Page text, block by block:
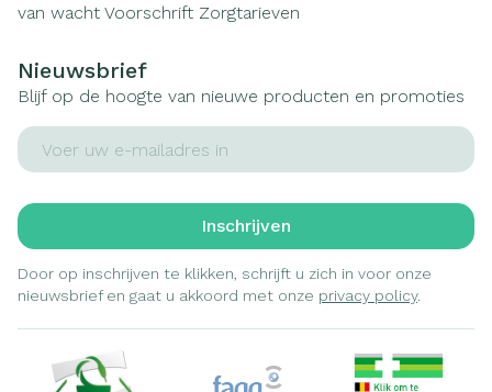
van wacht Voorschrift Zorgtarieven
Nieuwsbrief
Blijf op de hoogte van nieuwe producten en promoties
E-mail adres
Inschrijven
Door op inschrijven te klikken, schrijft u zich in voor onze
nieuwsbrief en gaat u akkoord met onze privacy policy.